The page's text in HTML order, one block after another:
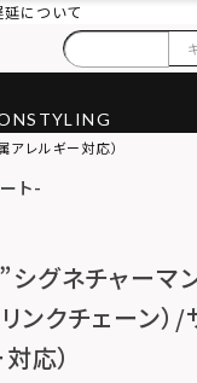
延について
STYLING
アレルギー対応）
ト-
シグネチャーマ
ンクチェーン）
応）